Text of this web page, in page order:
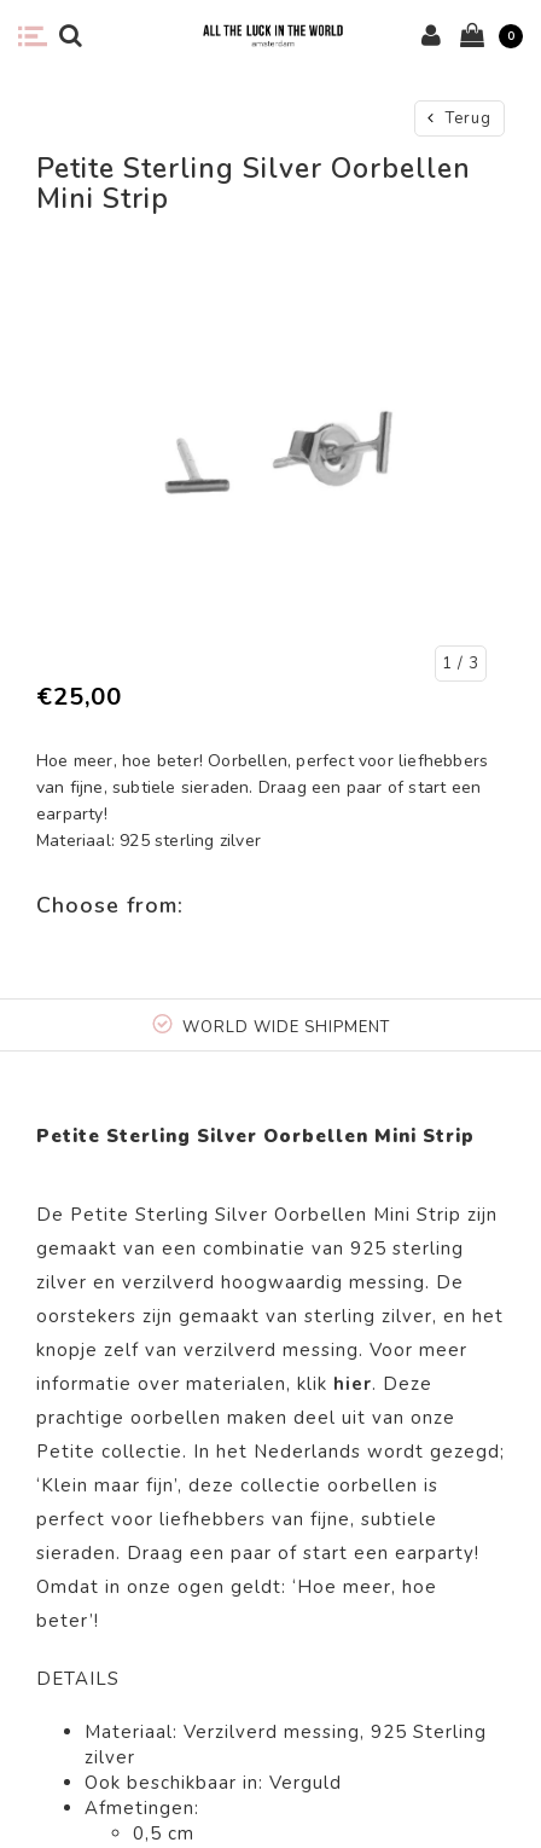
0
Terug
Petite Sterling Silver Oorbellen
Mini Strip
1 / 3
€25,00
Hoe meer, hoe beter! Oorbellen, perfect voor liefhebbers
van fijne, subtiele sieraden. Draag een paar of start een
earparty!
Materiaal: 925 sterling zilver
Choose from:
WORLD WIDE SHIPMENT
Petite Sterling Silver Oorbellen Mini Strip
De Petite Sterling Silver Oorbellen Mini Strip zijn
gemaakt van een combinatie van 925 sterling
zilver en verzilverd hoogwaardig messing. De
oorstekers zijn gemaakt van sterling zilver, en het
knopje zelf van verzilverd messing. Voor meer
informatie over materialen, klik hier. Deze
prachtige oorbellen maken deel uit van onze
Petite collectie. In het Nederlands wordt gezegd;
‘Klein maar fijn’, deze collectie oorbellen is
perfect voor liefhebbers van fijne, subtiele
sieraden. Draag een paar of start een earparty!
Omdat in onze ogen geldt: ‘Hoe meer, hoe
beter’!
DETAILS
Materiaal: Verzilverd messing, 925 Sterling
zilver
Ook beschikbaar in: Verguld
Afmetingen:
0,5 cm